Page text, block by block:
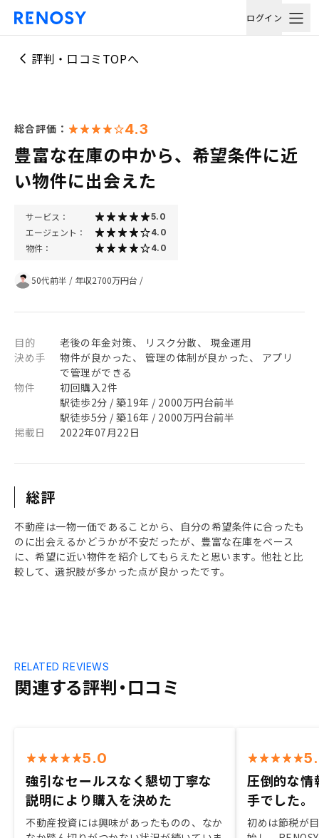
ログイン
評判・口コミTOPへ
総合評価： 4.3
豊富な在庫の中から、希望条件に近
い物件に出会えた
サービス： 5.0
エージェント： 4.0
物件： 4.0
50代前半 / 年収2700万円台 /
目的
老後の年金対策、 リスク分散、 現金運用
決め手
物件が良かった、 管理の体制が良かった、 アプリ
で管理ができる
物件
初回購入2件
駅徒歩2分 / 築19年 / 2000万円台前半
駅徒歩5分 / 築16年 / 2000万円台前半
掲載日
2022年07月22日
総評
不動産は一物一価であることから、自分の希望条件に合ったも
のに出会えるかどうかが不安だったが、豊富な在庫をベース
に、希望に近い物件を紹介してもらえたと思います。他社と比
較して、選択肢が多かった点が良かったです。
関連する評判・口コミ
RELATED REVIEWS
5.0
強引なセールスなく懇切丁寧な
説明により購入を決めた
不動産投資には興味があったものの、なか
圧倒的な情
手でした。
初めは節税が